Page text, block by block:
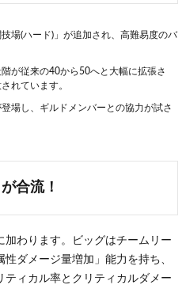
場(ハード)」が追加され、高難易度のバ
が従来の40から50へと大幅に拡張さ
れています。
場し、ギルドメンバーとの協力が試さ
合流！
わります。ビッグはチームリー
ダメージ量増加」能力を持ち、
ィカル率とクリティカルダメー